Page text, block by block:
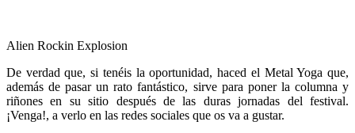
Alien Rockin Explosion
De verdad que, si tenéis la oportunidad, haced el Metal Yoga que,
además de pasar un rato fantástico, sirve para poner la columna y
riñones en su sitio después de las duras jornadas del festival.
¡Venga!, a verlo en las redes sociales que os va a gustar.